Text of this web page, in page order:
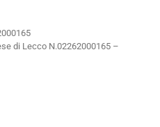
di Lecco N.02262000165 –